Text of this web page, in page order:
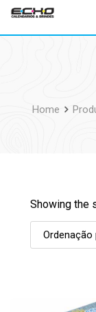
Skip
Home
Showing the